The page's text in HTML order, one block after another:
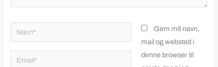
Navn*
Email*
Gem mit navn,
mail og websted i
denne browser til